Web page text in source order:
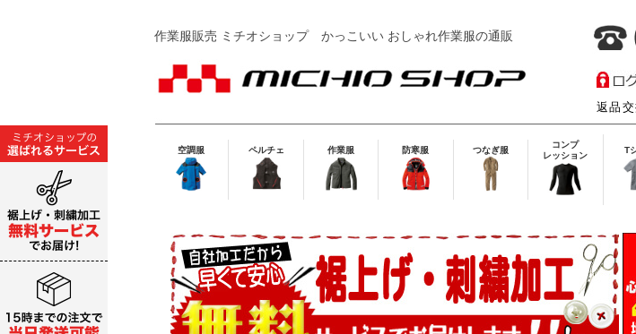
作業服販売 ミチオショップかっこいい おしゃれ作業服の通販
返品
空調服 ペルチェ 作業服 防寒服 つなぎ服
コンプ
レッション
T